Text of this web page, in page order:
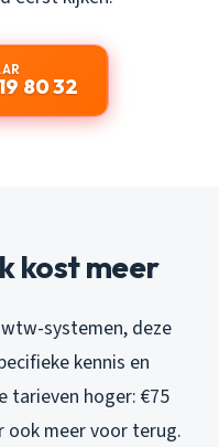
80 32
kost meer
systemen, deze
kennis en
tarieven hoger: €75
ook meer voor terug.